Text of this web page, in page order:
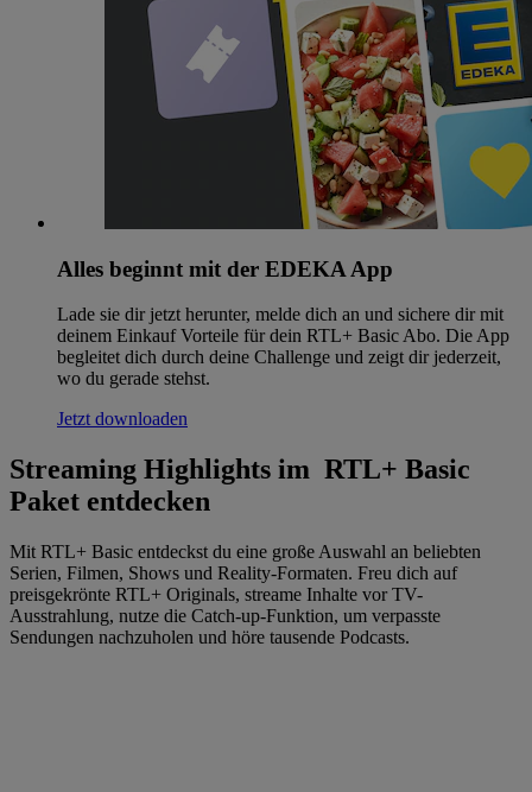
Alles beginnt mit der EDEKA App
Lade sie dir jetzt herunter, melde dich an und sichere dir mit
deinem Einkauf Vorteile für dein RTL+ Basic Abo. Die App
begleitet dich durch deine Challenge und zeigt dir jederzeit,
wo du gerade stehst.
Jetzt downloaden
Streaming Highlights im RTL+ Basic
Paket entdecken
Mit RTL+ Basic entdeckst du eine große Auswahl an beliebten
Serien, Filmen, Shows und Reality-Formaten. Freu dich auf
preisgekrönte RTL+ Originals, streame Inhalte vor TV-
Ausstrahlung, nutze die Catch-up-Funktion, um verpasste
Sendungen nachzuholen und höre tausende Podcasts.